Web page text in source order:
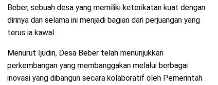
Beber, sebuah desa yang memiliki keterikatan kuat dengan
dirinya dan selama ini menjadi bagian dari perjuangan yang
terus ia kawal.
Menurut Ijudin, Desa Beber telah menunjukkan
perkembangan yang membanggakan melalui berbagai
inovasi yang dibangun secara kolaboratif oleh Pemerintah